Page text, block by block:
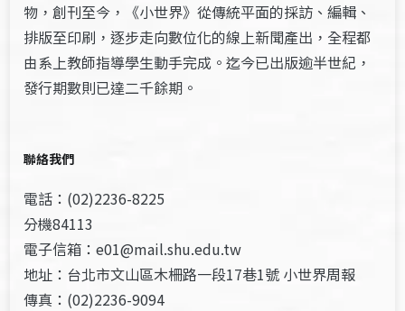
物，創刊至今，《小世界》從傳統平面的採訪、編輯、
排版至印刷，逐步走向數位化的線上新聞產出，全程都
由系上教師指導學生動手完成。迄今已出版逾半世紀，
發行期數則已達二千餘期。
聯絡我們
電話：(02)2236-8225
分機84113
電子信箱：e01@mail.shu.edu.tw
地址：台北市文山區木柵路一段17巷1號 小世界周報
傳真：(02)2236-9094